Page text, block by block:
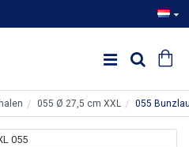
055 Ø 27,5 cm XXL 055